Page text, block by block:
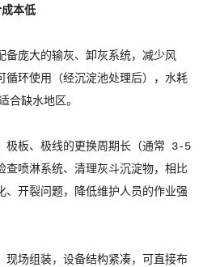
本低
备庞大的输灰、卸灰系统，减少风
循环使用（经沉淀池处理后），水耗
缺水地区。
极板、极线的更换周期长（通常 3-5
查喷淋系统、清理灰斗沉淀物，相比
、开裂问题，降低维护人员的作业强
现场组装，设备结构紧凑，可直接布